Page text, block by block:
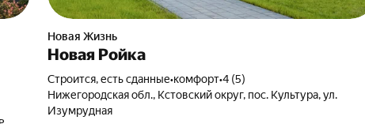
Новая Жизнь
Новая Ройка
Строится, есть сданные•комфорт•4 (5)
Нижегородская обл., Кстовский округ, пос. Культура,ул.
Изумрудная